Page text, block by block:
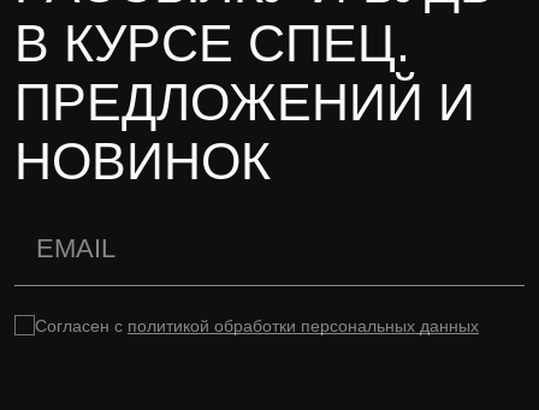
В КУРСЕ СПЕЦ.
ПРЕДЛОЖЕНИЙ И
НОВИНОК
Согласен с политикой обработки персональных данных